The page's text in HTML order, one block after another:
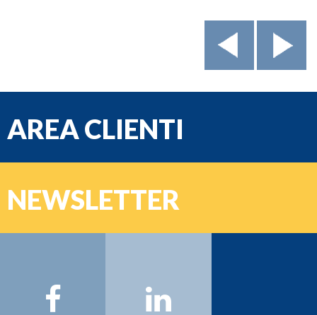
AREA CLIENTI
NEWSLETTER
Email: